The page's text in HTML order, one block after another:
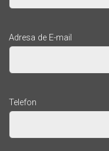
Adresa de E-mail
Telefon